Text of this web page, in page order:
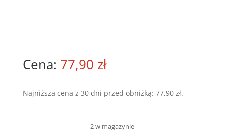
77,90 zł
Najniższa cena z 30 dni przed obniżką: 77,90 zł.
2 w magazynie